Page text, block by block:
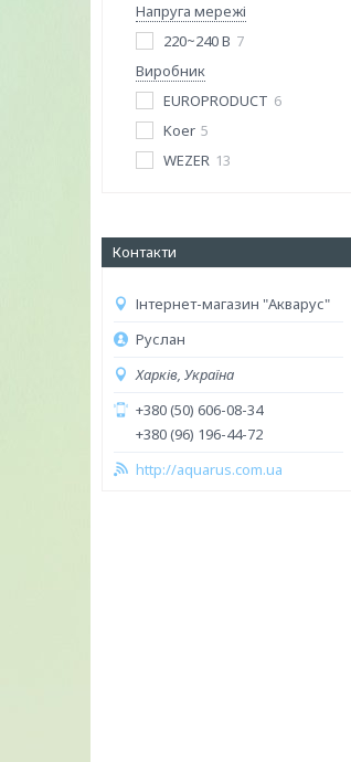
Напруга мережі
220~240 В 7
Виробник
EUROPRODUCT 6
Koer 5
WEZER 13
Контакти
Інтернет-магазин "Акварус"
Руслан
Харків, Україна
+380 (50) 606-08-34
+380 (96) 196-44-72
http://aquarus.com.ua